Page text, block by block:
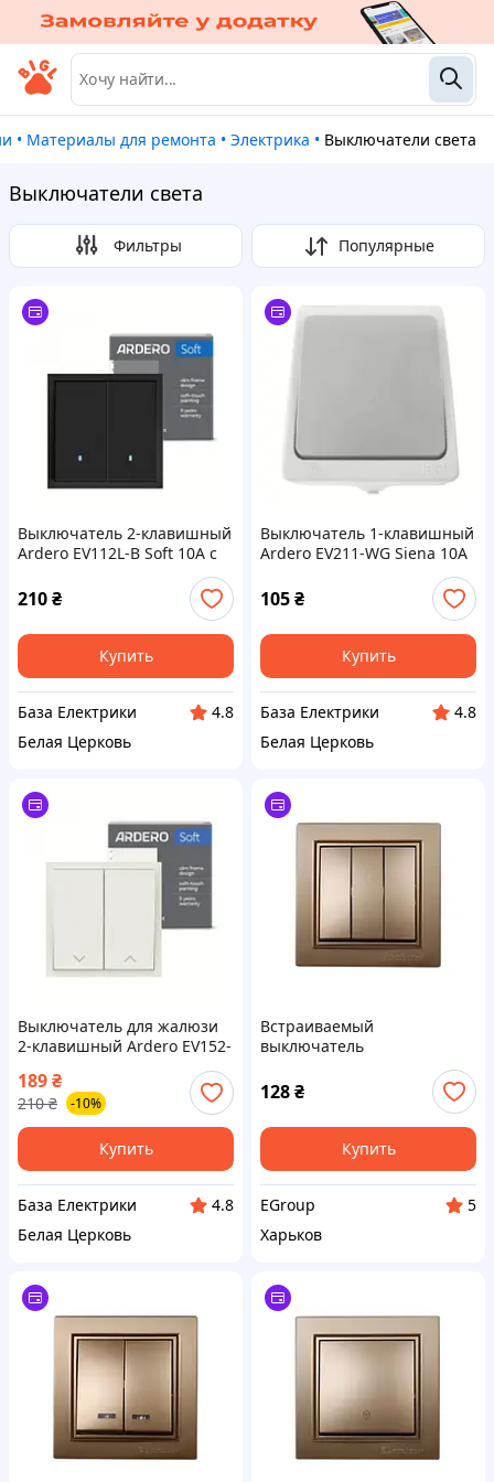
• Материалы для ремонта • Электрика • Выключатели света
Выключатели света
Фильтры Популярные
Выключатель 2-клавишный
Ardero EV112L-B Soft 10А с
подсветкой черный, БЕЗ
РАМКИ
210₴
Купить
База Електрики
4.8
Белая Церковь
Выключатель 1-клавишный
Ardero EV211-WG Siena 10А
105₴
Купить
База Електрики
4.8
Белая Церковь
Выключатель для жалюзи
2-клавишный Ardero EV152-
РАМКИ
189₴
210 ₴ -10%
Купить
База Електрики
4.8
Белая Церковь
Встраиваемый
выключатель
термопластик, золото IP20 -
Лучшая цена!
128₴
Купить
EGroup
5
Харьков